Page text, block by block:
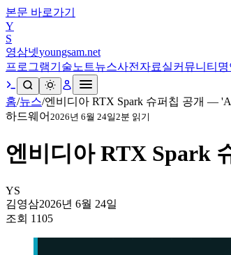
본문 바로가기
Y
S
영삼넷youngsam.net
프로그램기술노트뉴스사전 자료실커뮤니티 명
홈/뉴스/엔비디아 RTX Spark 슈퍼칩 공개 —
하드웨어 2026년 6월 24일2분 읽기
엔비디아 RTX Spark
YS
김영삼2026년 6월 24일
조회 1105